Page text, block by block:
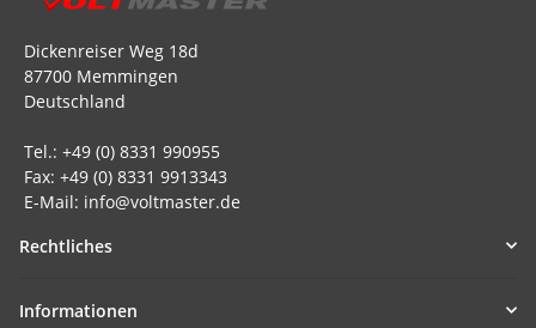
Dickenreiser Weg 18d
87700 Memmingen
Deutschland
Tel.: +49 (0) 8331 990955
Fax: +49 (0) 8331 9913343
E-Mail: info@voltmaster.de
Rechtliches
Informationen